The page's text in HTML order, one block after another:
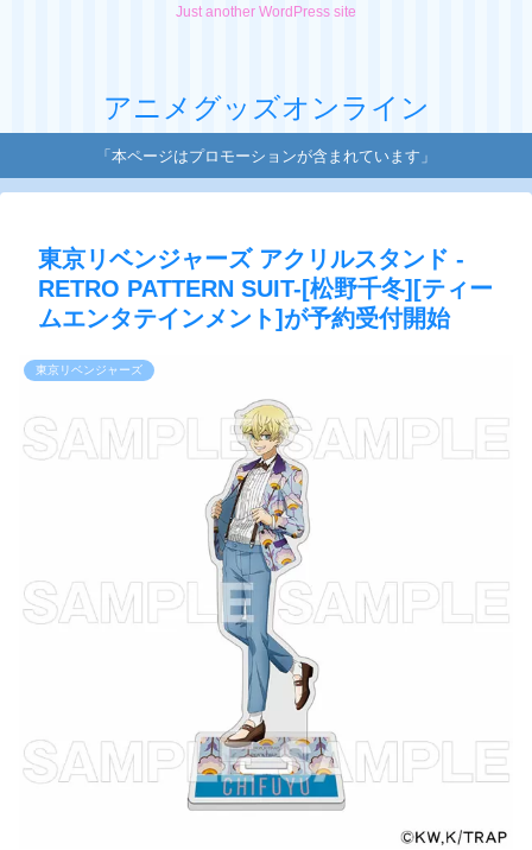
Just another WordPress site
アニメグッズオンライン
「本ページはプロモーションが含まれています」
東京リベンジャーズ アクリルスタンド -
RETRO PATTERN SUIT-[松野千冬][ティー
ムエンタテインメント]が予約受付開始
東京リベンジャーズ